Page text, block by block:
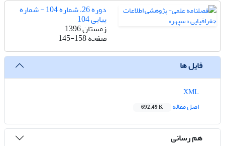
دوره 26، شماره 104 - شماره
پیاپی 104
زمستان 1396
صفحه145-158
فایل ها
اصل مقاله
692.49 K
هم رسانی